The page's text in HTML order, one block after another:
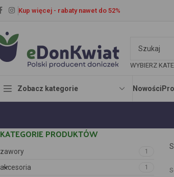
Kup więcej - rabaty nawet do 52%
WYBIERZ
Zobacz kategorie Nowości
KATEGORIE PRODUKTÓW
zawory 1
akcesoria 1